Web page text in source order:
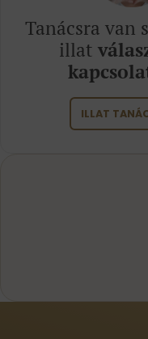
Tanácsra van
illat
ILLAT